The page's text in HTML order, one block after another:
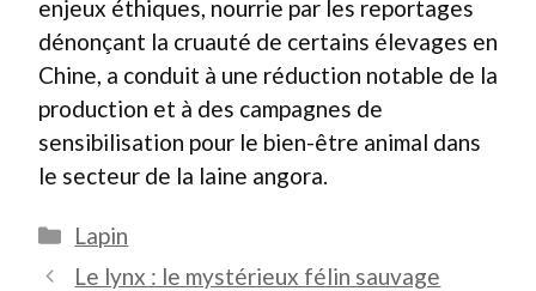
enjeux éthiques, nourrie par les reportages
dénonçant la cruauté de certains élevages en
Chine, a conduit à une réduction notable de la
production et à des campagnes de
sensibilisation pour le bien-être animal dans
le secteur de la laine angora.
Catégories
Lapin
Le lynx : le mystérieux félin sauvage